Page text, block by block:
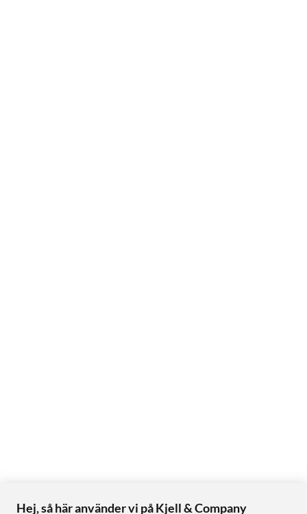
Hej, så här använder vi på Kjell & Company